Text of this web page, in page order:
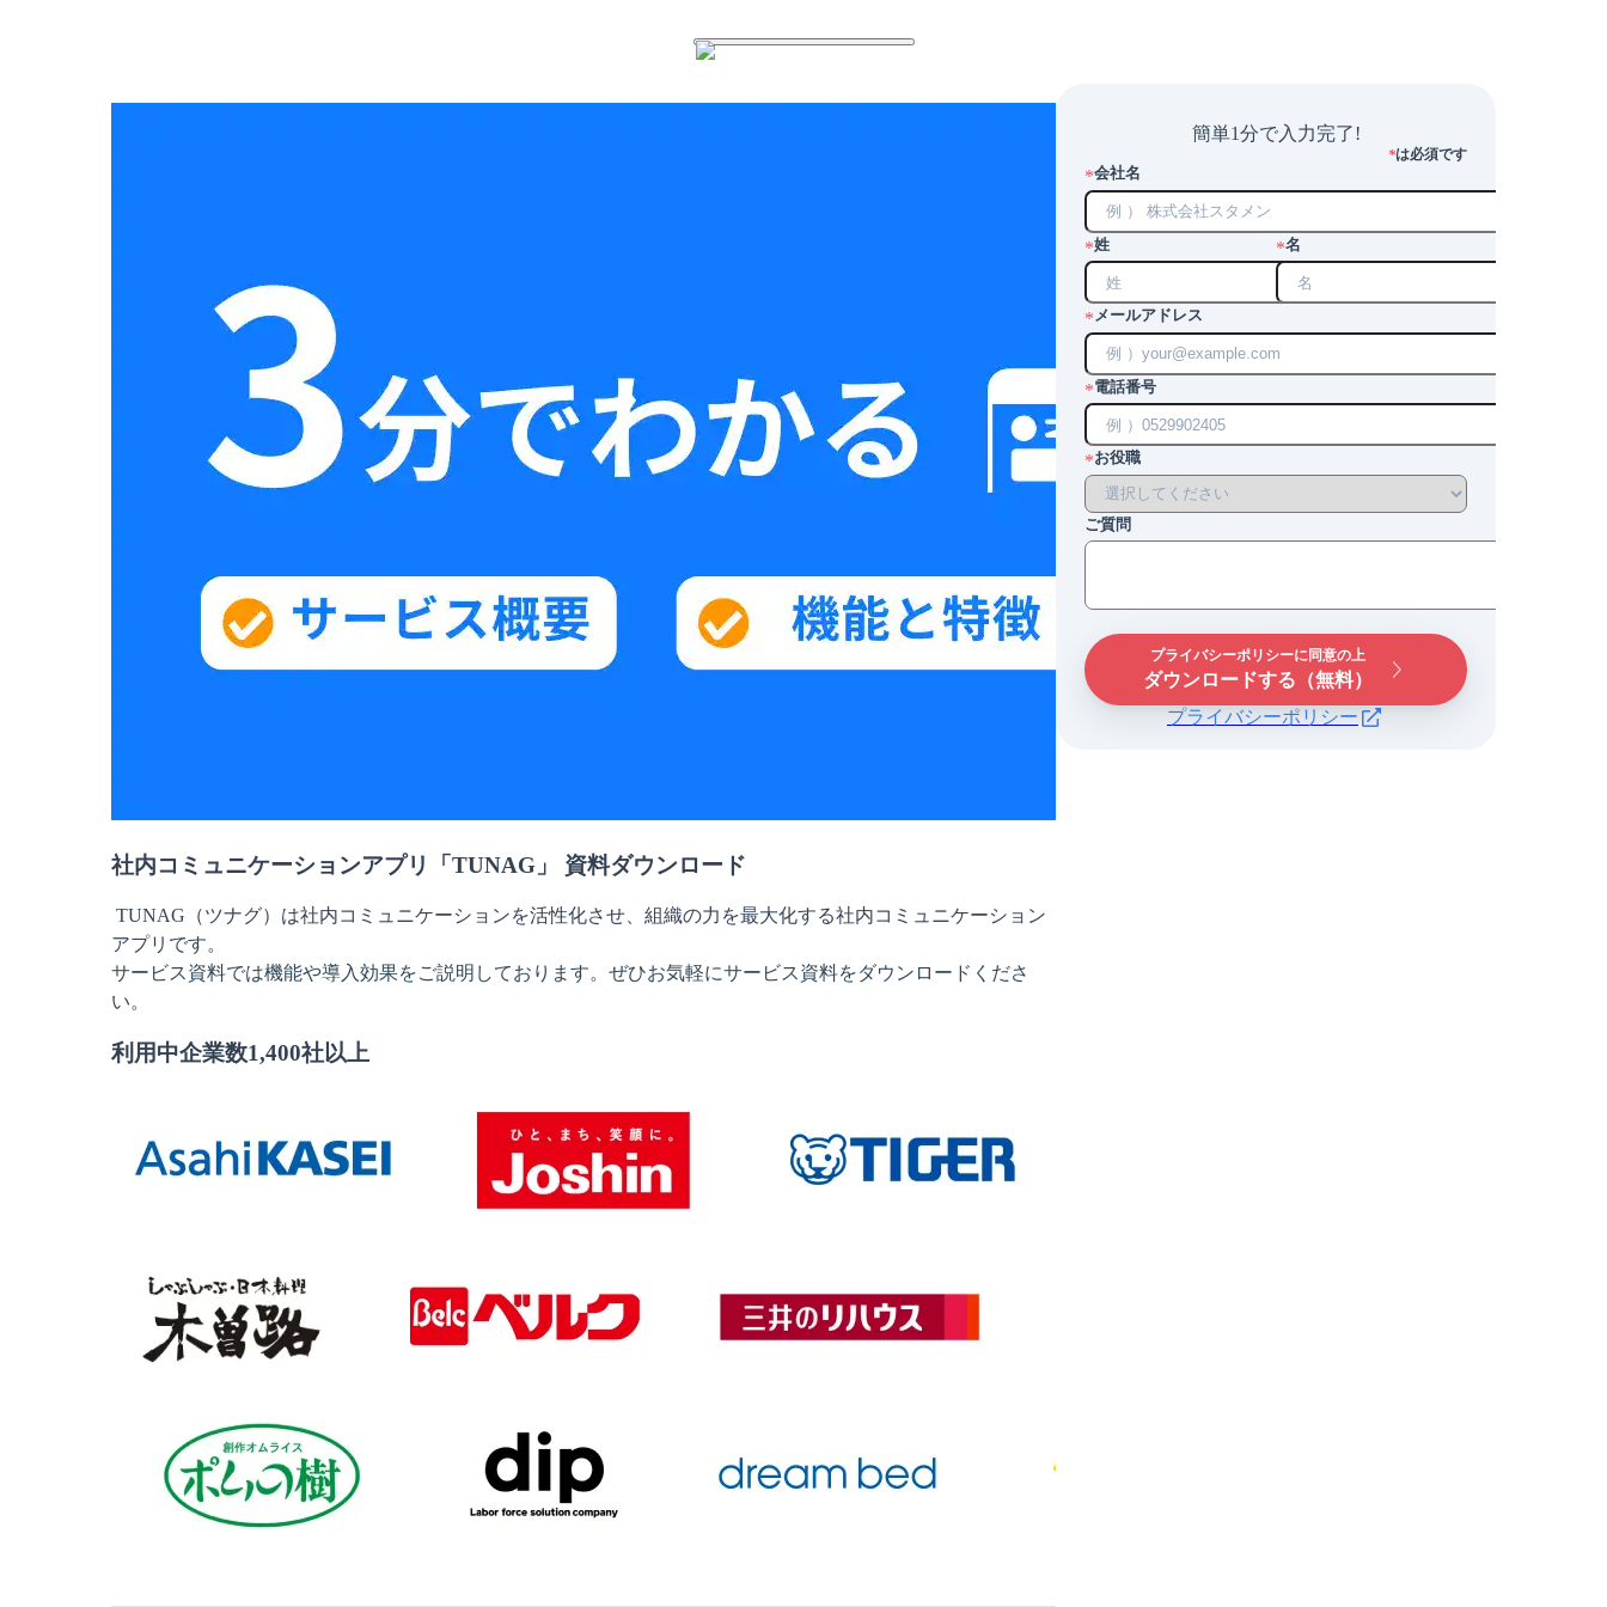
社内コミュニケーションアプリ「TUNAG」 資料ダウンロード
TUNAG（ツナグ）は社内コミュニケーションを活性化させ、組織の力を最大化する社内コミュニケーション
アプリ です。
サービス資料では機能や導入効果をご説明しております。ぜひお気軽にサービス資料をダウンロードくださ
い。
利用中企業数1,400社以上
簡単1分で入力完了!
*は必須です
*会社名
*姓 *名
*メールアドレス
*電話番号
*お役職
ご質問
プライバシーポリシーに同意の上
ダウンロードする（無料）
プライバシーポリシー